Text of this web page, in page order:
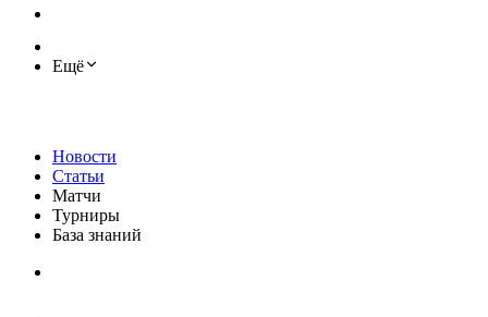
Ещё
Новости
Статьи
Матчи
Турниры
База знаний